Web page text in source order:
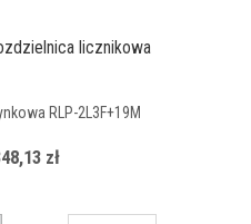
licznikowa
RLP-2L3F+19M
zł